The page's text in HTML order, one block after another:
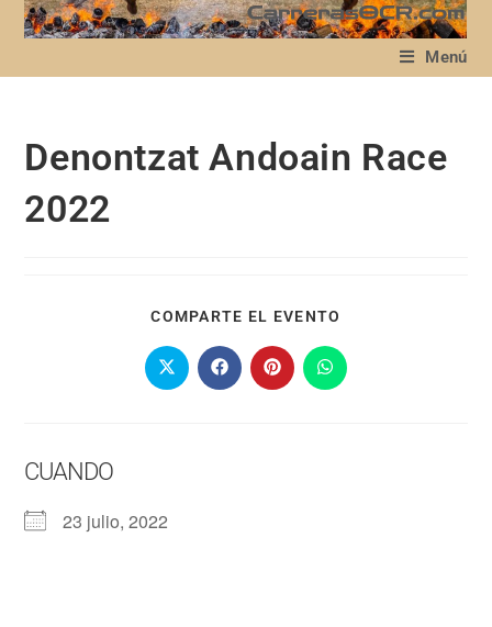
Menú
Denontzat Andoain Race
2022
COMPARTE EL EVENTO
CUANDO
23 julio, 2022